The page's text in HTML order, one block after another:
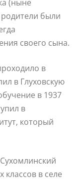
(ныне
родители были
своего сына.
в
в Глуховскую
в 1937
в
который
классов в селе